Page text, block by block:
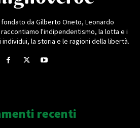
da Gilberto Oneto, Leonardo
raccontiamo l'indipendentismo, la lotta e i
la storia e le ragioni della libertà.
recenti